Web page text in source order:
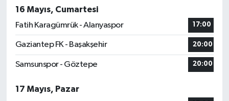
16 Mayıs, Cumartesi
Fatih Karagümrük - Alanyaspor
17:00
Gaziantep FK - Başakşehir 20:00
Samsunspor - Göztepe 20:00
17 Mayıs, Pazar